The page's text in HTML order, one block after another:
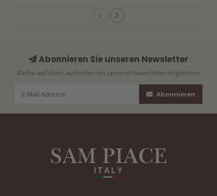
Abonnieren Sie unseren Newsletter
Bleibe auf dem Laufenden mit unseren Newsletter-Angeboten
Abonnieren